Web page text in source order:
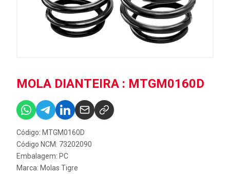
MOLA DIANTEIRA : MTGM0160D
Código: MTGM0160D
Código NCM: 73202090
Embalagem: PC
Marca: Molas Tigre